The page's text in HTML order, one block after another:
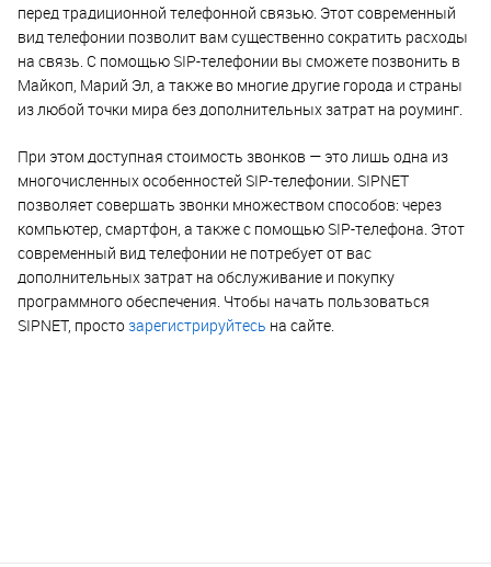
перед традиционной телефонной связью. Этот современный
вид телефонии позволит вам существенно сократить расходы
на связь. С помощью SIP-телефонии вы сможете позвонить в
Майкоп, Марий Эл, а также во многие другие города и страны
из любой точки мира без дополнительных затрат на роуминг.
При этом доступная стоимость звонков — это лишь одна из
многочисленных особенностей SIP-телефонии. SIPNET
позволяет совершать звонки множеством способов: через
компьютер, смартфон, а также с помощью SIP-телефона. Этот
современный вид телефонии не потребует от вас
дополнительных затрат на обслуживание и покупку
программного обеспечения. Чтобы начать пользоваться
SIPNET, просто зарегистрируйтесь на сайте.